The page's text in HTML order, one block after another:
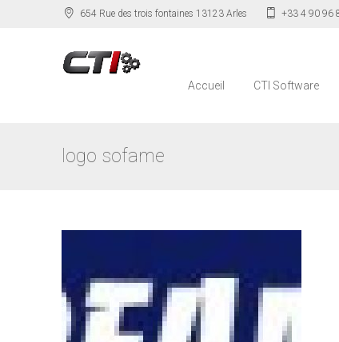
654 Rue des trois fontaines 13123 Arles +33 4 90 96
Accueil CTI Software
logo sofame